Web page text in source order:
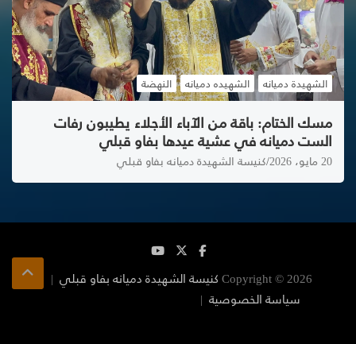
الشهيدة دميانه الشهيده دميانه النهضة
مسك الختام: باقة من الآباء الأجلاء يطيبون رفات
الست دميانه في عشية عيدها بفاو قبلي
20 مايو، 2026 كنيسة الشهيدة دميانه بفاو قبلي
Copyright © 2026كنيسة الشهيدة دميانه بفاو قبلي
سياسة الخصوصية